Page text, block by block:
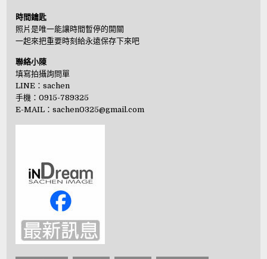
時間鑰匙
照片是唯一能讓時間暫停的開關
一起來把重要時刻給永遠保存下來吧
聯絡小陳
填寫拍攝詢問單
LINE：sachen
手機：0915-789325
E-MAIL：sachen0325@gmail.com